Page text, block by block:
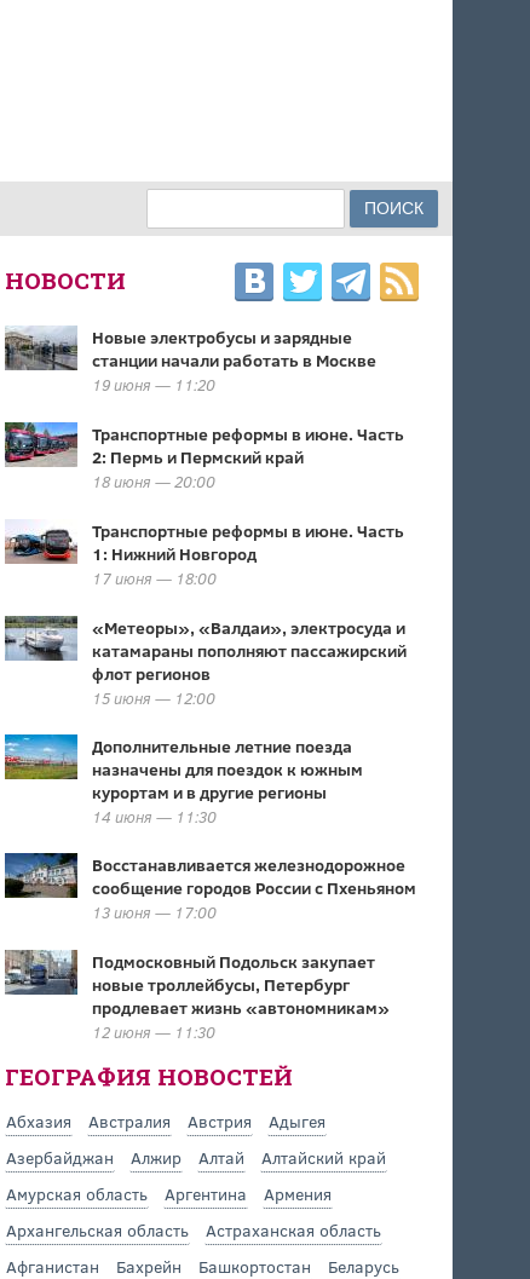
ФОРМА ПОИСКА
НОВОСТИ
Новые электробусы и зарядные
станции начали работать в Москве
19 июня — 11:20
Транспортные реформы в июне. Часть
2: Пермь и Пермский край
18 июня — 20:00
Транспортные реформы в июне. Часть
1: Нижний Новгород
17 июня — 18:00
«Метеоры», «Валдаи», электросуда и
катамараны пополняют пассажирский
флот регионов
15 июня — 12:00
Дополнительные летние поезда
назначены для поездок к южным
курортам и в другие регионы
14 июня — 11:30
Восстанавливается железнодорожное
сообщение городов России с Пхеньяном
13 июня — 17:00
Подмосковный Подольск закупает
новые троллейбусы, Петербург
продлевает жизнь «автономникам»
12 июня — 11:30
ГЕОГРАФИЯ НОВОСТЕЙ
Абхазия Австралия Австрия
Адыгея
Азербайджан
Алжир Алтай
Алтайский край
Амурская область
Аргентина
Армения
Архангельская область
Астраханская область
Афганистан
Бахрейн Башкортостан
Беларусь